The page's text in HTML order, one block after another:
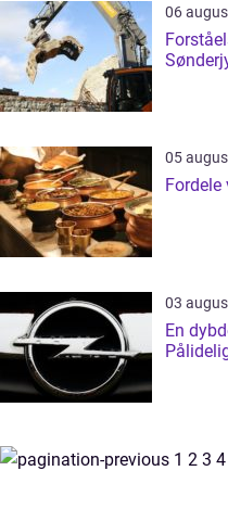
06
05
03
En
1 2 3 4